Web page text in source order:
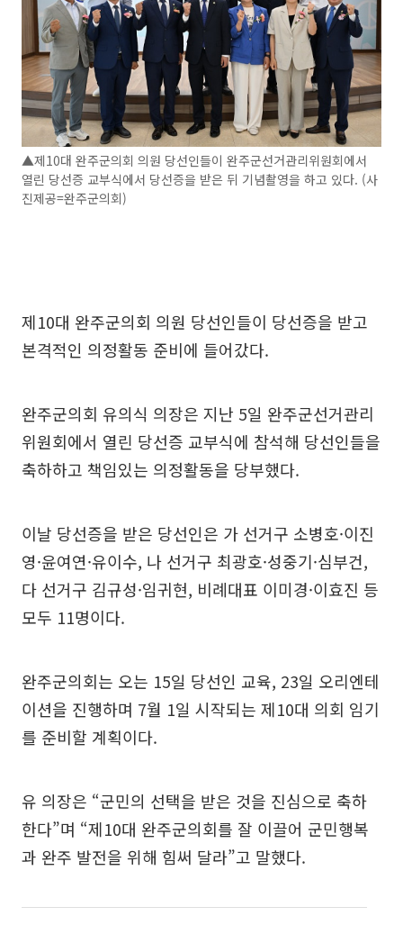
▲제10대 완주군의회 의원 당선인들이 완주군선거관리위원회에서
열린 당선증 교부식에서 당선증을 받은 뒤 기념촬영을 하고 있다. (사
진제공=완주군의회)
제10대 완주군의회 의원 당선인들이 당선증을 받고
본격적인 의정활동 준비에 들어갔다.
완주군의회 유의식 의장은 지난 5일 완주군선거관리
위원회에서 열린 당선증 교부식에 참석해 당선인들을
축하하고 책임있는 의정활동을 당부했다.
이날 당선증을 받은 당선인은 가 선거구 소병호·이진
영·윤여연·유이수, 나 선거구 최광호·성중기·심부건,
다 선거구 김규성·임귀현, 비례대표 이미경·이효진 등
모두 11명이다.
완주군의회는 오는 15일 당선인 교육, 23일 오리엔테
이션을 진행하며 7월 1일 시작되는 제10대 의회 임기
를 준비할 계획이다.
유 의장은 “군민의 선택을 받은 것을 진심으로 축하
한다”며 “제10대 완주군의회를 잘 이끌어 군민행복
과 완주 발전을 위해 힘써 달라”고 말했다.